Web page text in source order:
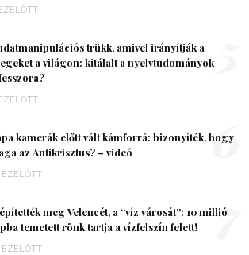
trükk, amivel irányítják a
a világon: kitálalt a nyelvtudományok
kamerák előtt vált kámforrá: bizonyíték, hogy
az Antikrisztus? – videó
EZELŐTT
6
meg Velencét, a “víz városát”: 10 millió
temetett rönk tartja a vízfelszín felett!
EZELŐTT
7